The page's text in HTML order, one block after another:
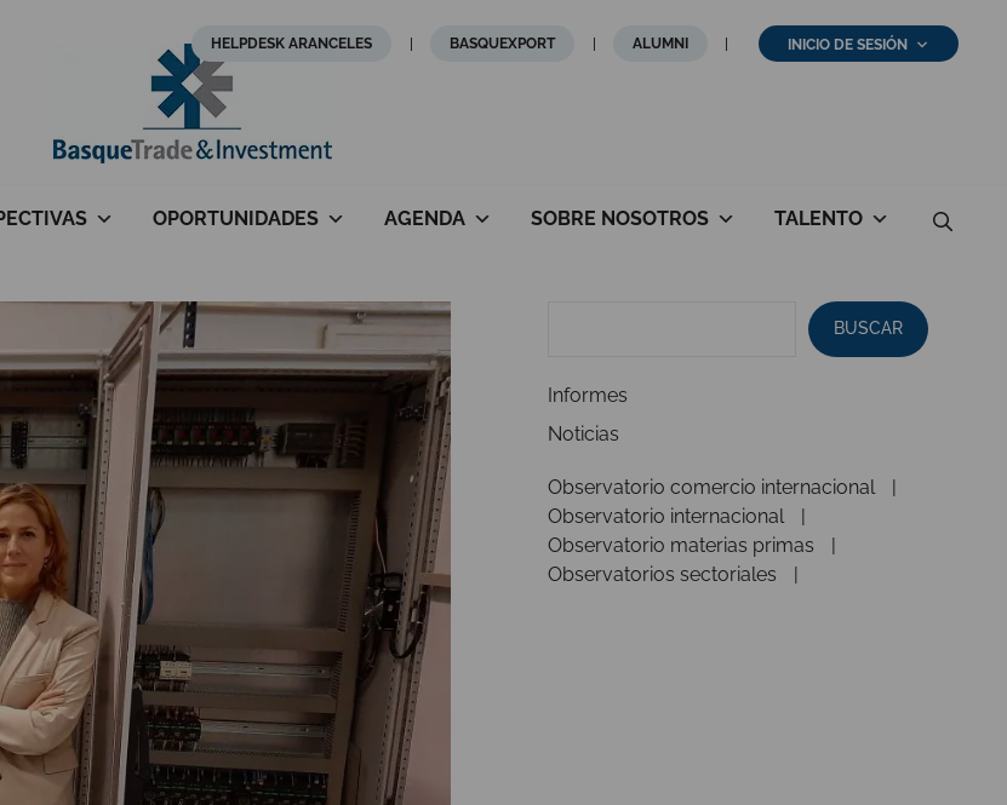
HELPDESK ARANCELES BASQUEXPORT ALUMNI INICIO DE SESIÓN
OPORTUNIDADES AGENDA SOBRE NOSOTROS TALENTO
BUSCAR
Informes
Noticias
Observatorio comercio internacional
Observatorio internacional
Observatorio materias primas
Observatorios sectoriales